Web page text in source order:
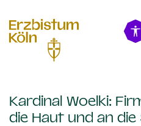
Kardinal Woelki:
die Haut und an